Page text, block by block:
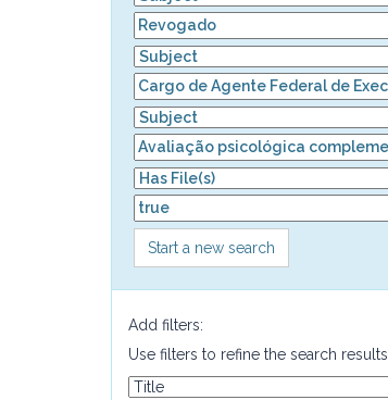
Start a new search
Add filters:
Use filters to refine the search results.